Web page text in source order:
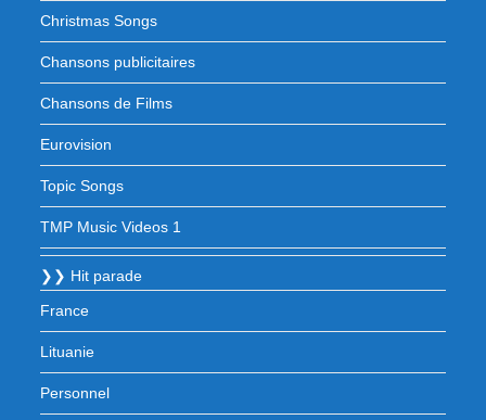
Christmas Songs
Chansons publicitaires
Chansons de Films
Eurovision
Topic Songs
TMP Music Videos 1
❯❯ Hit parade
France
Lituanie
Personnel